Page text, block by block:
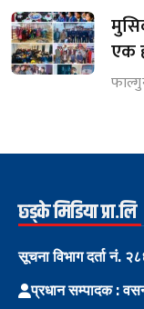
एक
छ्ड्के मिडिया प्रा.लि
सूचना विभाग दर्ता नं.
प्रधान सम्पादक :